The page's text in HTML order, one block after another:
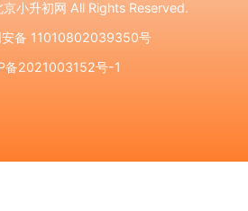
京小升初网 All Rights Reserved.
安备 11010802039350号
备2021003152号-1